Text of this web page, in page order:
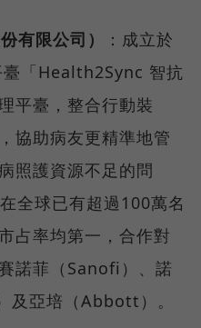
有限公司）
：成立於
「Health2Sync 智抗
平臺，整合行動裝
協助病友更精準地管
照護資源不足的問
全球已有超過100萬名
占率均第一，合作對
諾菲（Sanofi）、諾
亞培（Abbott）。